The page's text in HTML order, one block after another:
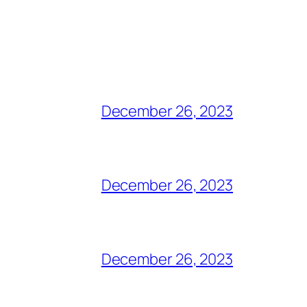
December 26, 2023
December 26, 2023
December 26, 2023